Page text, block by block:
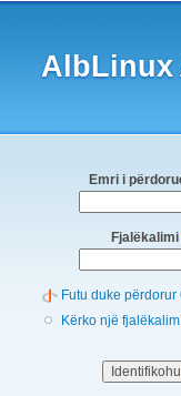
AlbLinux
Emri i
Fjalëkalimi
Futu duke përdorur
Kërko një